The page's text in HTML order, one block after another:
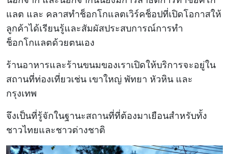
แลต และ คลาสทำช็อกโกแลตเวิร์คช็อปที่เปิดโอกาสให้
ลูกค้าได้เรียนรู้และสัมผัสประสบการณ์การทำ
ช็อกโกแลตด้วยตนเอง
ร้านอาหารและร้านขนมของเราเปิดให้บริการจะอยู่ใน
สถานที่ท่องเที่ยวเช่น เขาใหญ่ พัทยา หัวหิน และ
กรุงเทพ
จึงเป็นที่รู้จักในฐานะสถานที่ที่ต้องมาเยือนสำหรับทั้ง
ชาวไทยและชาวต่างชาติ